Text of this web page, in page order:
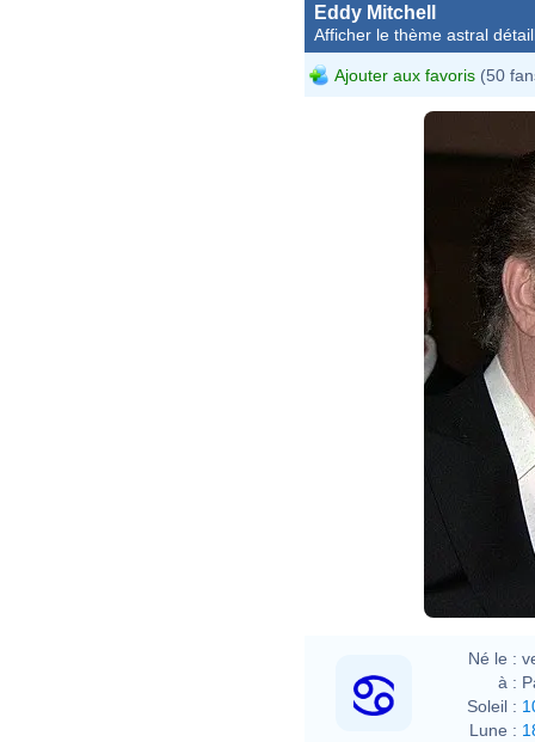
Eddy Mitchell
Afficher le thème astral
Ajouter aux favoris (50
Né le :
à :
Soleil :
Lune :